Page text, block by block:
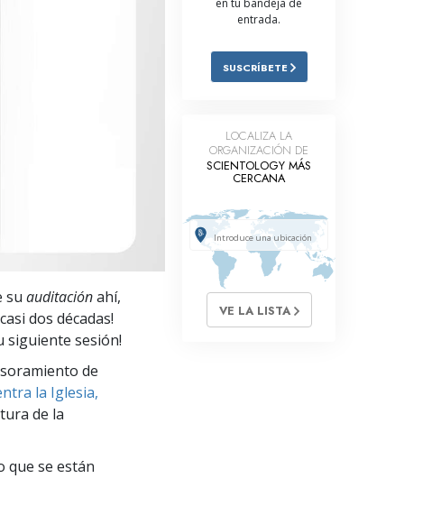
Respuestas a las Drogas
La Causa de la Supresión
Investigaciones
Los Fundamentos de la Organización
Los Fundamentos de las Relaciones
Públicas
Objetivos y Metas
su auditaciónahí,
dos décadas!
siguiente sesión!
de
la Iglesia,
de la
que se están
en tu bandeja de
entrada.
SUSCRÍBETE
LOCALIZA LA
ORGANIZACIÓN DE
SCIENTOLOGY MÁS
CERCANA
VE LA LISTA